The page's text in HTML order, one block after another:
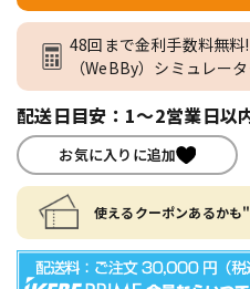
48回まで金利手数料無
（WeBBy）シミュレー
配送日目安：1～2営業日以
お気に入りに追加
使えるクーポンあるか